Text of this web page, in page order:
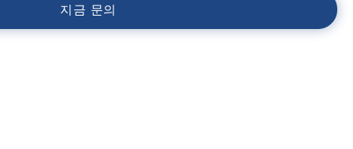
지금 문의